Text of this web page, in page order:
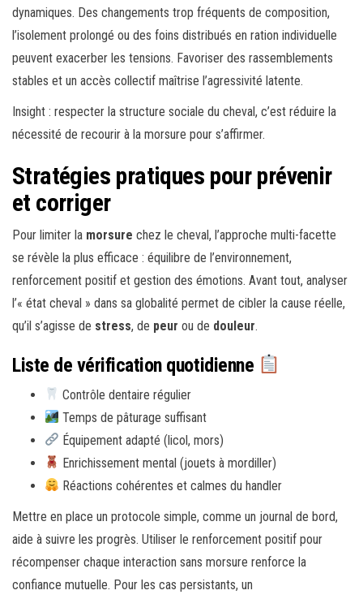
dynamiques. Des changements trop fréquents de composition,
l’isolement prolongé ou des foins distribués en ration individuelle
peuvent exacerber les tensions. Favoriser des rassemblements
stables et un accès collectif maîtrise l’agressivité latente.
Insight : respecter la structure sociale du cheval, c’est réduire la
nécessité de recourir à la morsure pour s’affirmer.
Stratégies pratiques pour prévenir
et corriger
Pour limiter la morsure chez le cheval, l’approche multi-facette
se révèle la plus efficace : équilibre de l’environnement,
renforcement positif et gestion des émotions. Avant tout, analyser
l’« état cheval » dans sa globalité permet de cibler la cause réelle,
qu’il s’agisse de stress, de peur ou de douleur.
Liste de vérification quotidienne
Contrôle dentaire régulier
Temps de pâturage suffisant
Équipement adapté (licol, mors)
Enrichissement mental (jouets à mordiller)
Réactions cohérentes et calmes du handler
Mettre en place un protocole simple, comme un journal de bord,
aide à suivre les progrès. Utiliser le renforcement positif pour
récompenser chaque interaction sans morsure renforce la
confiance mutuelle. Pour les cas persistants, un